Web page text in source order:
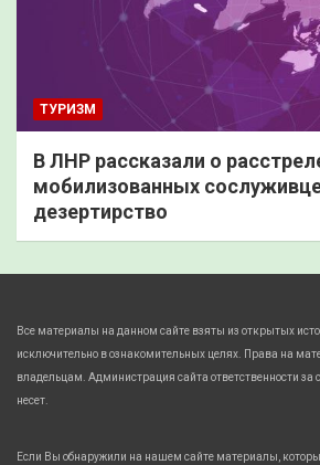
ТУРИЗМ
В ЛНР рассказали о
мобилизованных
дезертирство
Все материалы на данном сайте взяты из открытых
исключительно в ознакомительных целях. Права на
владельцам. Администрация сайта ответственности за
несет.
Если Вы обнаружили на нашем сайте материалы,